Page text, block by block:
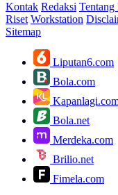
Kontak Redaksi Tentang
Riset Workstation
Sitemap
Liputan6.com
Bola.com
Bola.net
Merdeka.com
Brilio.net
Fimela.com